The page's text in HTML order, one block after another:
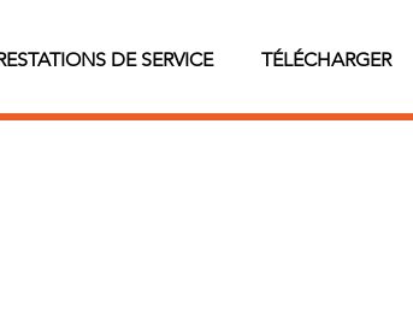
DE SERVICE TÉLÉCHARGER